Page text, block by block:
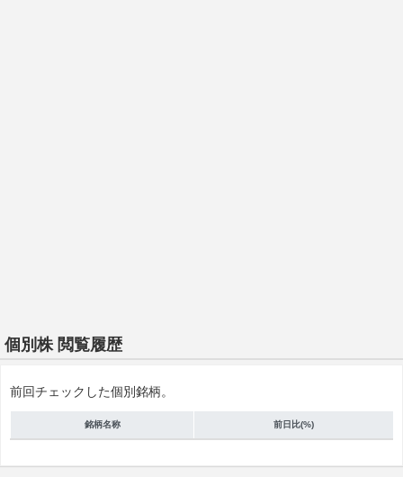
個別株 閲覧履歴
前回チェックした個別銘柄。
銘柄名称 前日比(%)